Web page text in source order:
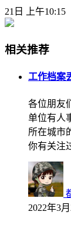
21日 上午10:15
相关推荐
工作档案
各位朋友
单位有人
所在城市
你有关注
2022年3月